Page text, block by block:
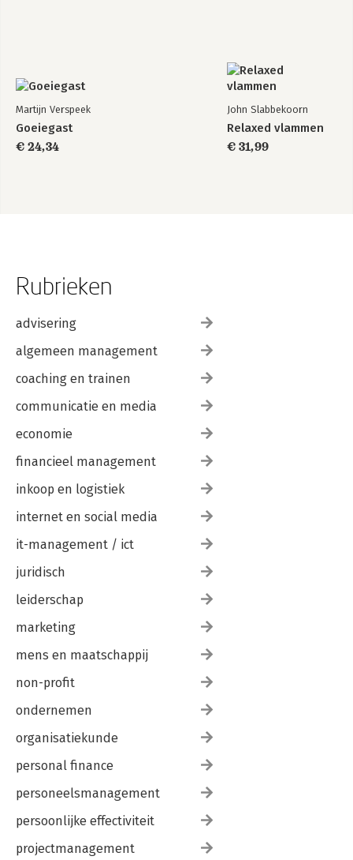
Martijn Verspeek
Goeiegast
€ 24,34
John Slabbekoorn
Relaxed vlammen
€ 31,99
Rubrieken
advisering
algemeen management
coaching en trainen
communicatie en media
economie
financieel management
inkoop en logistiek
internet en social media
it-management / ict
juridisch
leiderschap
marketing
mens en maatschappij
non-profit
ondernemen
organisatiekunde
personal finance
personeelsmanagement
persoonlijke effectiviteit
projectmanagement